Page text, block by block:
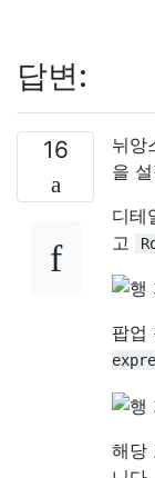
답변:
16
뉘앙
을
디테
고
팝업
해당